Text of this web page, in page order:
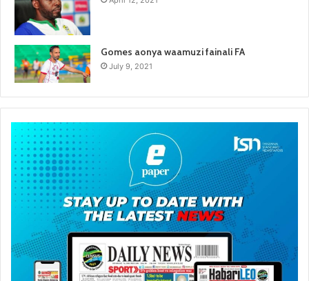
Gomes aonya waamuzi fainali FA
July 9, 2021